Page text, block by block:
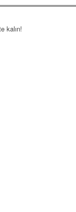
kalın!